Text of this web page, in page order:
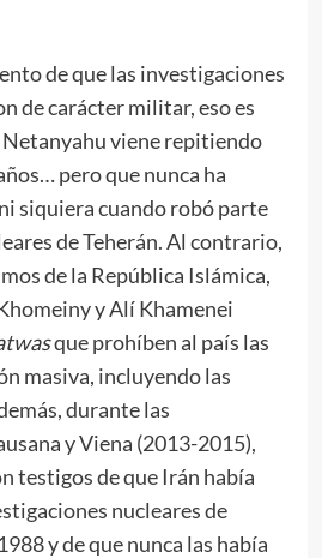
de que las investigaciones
de carácter militar, eso es
viene repitiendo
pero que nunca ha
siquiera cuando robó parte
de Teherán. Al contrario,
de la República Islámica,
y Alí Khamenei
que prohíben al país las
masiva, incluyendo las
durante las
y Viena (2013-2015),
testigos de que Irán había
nucleares de
y de que nunca las había